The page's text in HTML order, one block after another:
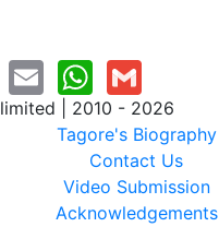
| 2010 - 2026
Tagore's Biography
Contact Us
Video Submission
Acknowledgements